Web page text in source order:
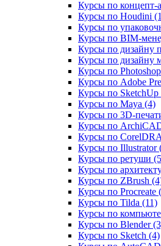
Курсы по
Курсы по Houdini
Курсы по
Курсы по
Курсы по дизайну
Курсы по дизайну
Курсы по
Курсы по Adobe
Курсы по SketchUp
Курсы по Maya (4)
Курсы по 3D-
Курсы по
Курсы по
Курсы по Illustrator
Курсы по ретуши
Курсы по
Курсы по ZBrush
Курсы по Procreate
Курсы по Tilda (11)
Курсы по
Курсы по Blender
Курсы по Sketch (4)